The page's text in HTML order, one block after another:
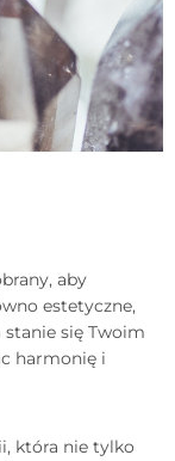
aby
estetyczne,
stanie się Twoim
harmonię i
która nie tylko